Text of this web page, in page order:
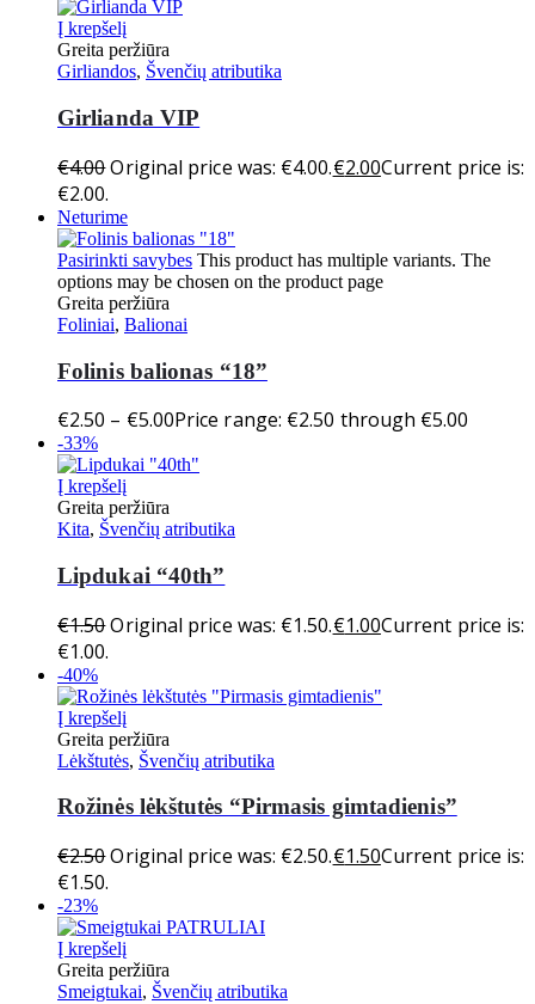
Į krepšelį
Greita peržiūra
Girliandos, Švenčių atributika
Girlianda VIP
€4.00Original price was: €4.00.€2.00Current price is:
€2.00.
Neturime
Pasirinkti savybes This product has multiple variants. The
options may be chosen on the product page
Greita peržiūra
Foliniai, Balionai
Folinis balionas “18”
€2.50 – €5.00Price range: €2.50 through €5.00
-33%
Į krepšelį
Greita peržiūra
Kita, Švenčių atributika
Lipdukai “40th”
€1.50Original price was: €1.50.€1.00Current price is:
€1.00.
-40%
Į krepšelį
Greita peržiūra
Lėkštutės, Švenčių atributika
Rožinės lėkštutės “Pirmasis gimtadienis”
€2.50Original price was: €2.50.€1.50Current price is:
€1.50.
-23%
Į krepšelį
Greita peržiūra
Smeigtukai, Švenčių atributika